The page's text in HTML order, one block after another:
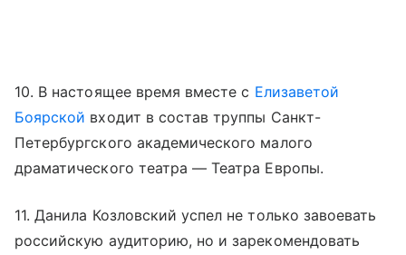
10. В настоящее время вместе с Елизаветой
Боярской входит в состав труппы Санкт-
Петербургского академического малого
драматического театра — Театра Европы.
11. Данила Козловский успел не только завоевать
российскую аудиторию, но и зарекомендовать